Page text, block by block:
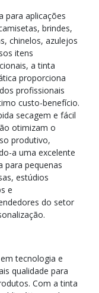
para aplicações
brindes,
chinelos, azulejos
itens
a tinta
proporciona
profissionais
custo-benefício.
secagem e fácil
otimizam o
produtivo,
a uma excelente
para pequenas
estúdios
e
do setor
tecnologia e
qualidade para
Com a tinta